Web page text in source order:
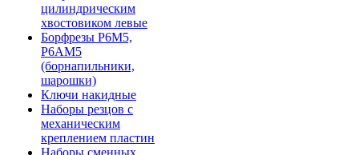
цилиндрическим
хвостовиком левые
Борфрезы Р6М5,
Р6АМ5
(борнапильники,
шарошки)
Ключи накидные
Наборы резцов с
механическим
креплением пластин
Наборы сменных